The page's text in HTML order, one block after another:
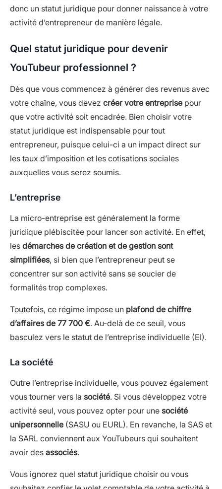
donc un statut juridique pour donner naissance à votre
activité d’entrepreneur de manière légale.
Quel statut juridique pour devenir
YouTubeur professionnel ?
Dès que vous commencez à générer des revenus avec
votre chaîne, vous devez créer votre entreprise pour
que votre activité soit encadrée. Bien choisir votre
statut juridique est indispensable pour tout
entrepreneur, puisque celui-ci a un impact direct sur
les taux d’imposition et les cotisations sociales
auxquelles vous serez soumis.
L’entreprise
La micro-entreprise est généralement la forme
juridique plébiscitée pour lancer son activité. En effet,
les démarches de création et de gestion sont
simplifiées, si bien que l’entrepreneur peut se
concentrer sur son activité sans se soucier de
formalités trop complexes.
Toutefois, ce régime impose un plafond de chiffre
d’affaires de 77 700 €. Au-delà de ce seuil, vous
basculez vers le statut de l’entreprise individuelle (EI).
La société
Outre l’entreprise individuelle, vous pouvez également
vous tourner vers la société. Si vous développez votre
activité seul, vous pouvez opter pour une société
unipersonnelle (SASU ou EURL). En revanche, la SAS et
la SARL conviennent aux YouTubeurs qui souhaitent
avoir des associés.
Vous ignorez quel statut juridique choisir ou vous